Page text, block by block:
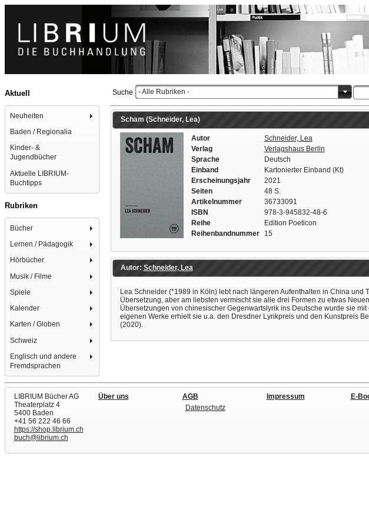
Aktuell
Neuheiten
Baden / Regionalia
Kinder- &
Jugendbücher
Aktuelle LIBRIUM-
Buchtipps
Rubriken
Bücher
Lernen / Pädagogik
Hörbücher
Musik / Filme
Spiele
Kalender
Karten / Globen
Schweiz
Englisch und andere
Fremdsprachen
Suche - Alle Rubriken -
Scham (Schneider, Lea)
Autor
Schneider, Lea
Verlag
Verlagshaus Berlin
Sprache
Deutsch
Einband
Kartonierter Einband (Kt)
Erscheinungsjahr
2021
Seiten
48 S.
Artikelnummer
36733091
ISBN
978-3-945832-48-6
Reihe
Edition Poeticon
Reihenbandnummer
15
Autor: Schneider, Lea
Lea Schneider (*1989 in Köln) lebt nach längeren Aufenthalten in China
Übersetzung, aber am liebsten vermischt sie alle drei Formen zu etwas
Übersetzungen von chinesischer Gegenwartslyrik ins Deutsche wurde sie
eigenen Werke erhielt sie u.a. den Dresdner Lyrikpreis und den Kunstpreis
(2020).
LIBRIUM Bücher AG
Theaterplatz 4
5400 Baden
+41 56 222 46 66
https://shop.librium.ch
buch@librium.ch
Über uns
AGB
Datenschutz
Impressum E-